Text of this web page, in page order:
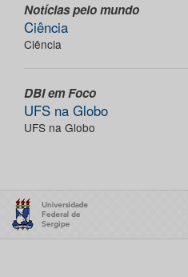
Notícias pelo mundo
Ciência
Ciência
DBI em Foco
UFS na Globo
UFS na Globo